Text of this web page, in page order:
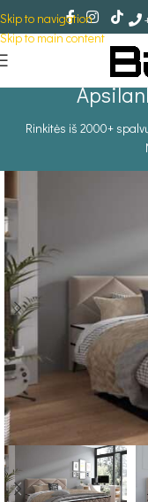
Skip to navigation
Skip to main content
Rinkitės iš 2000+